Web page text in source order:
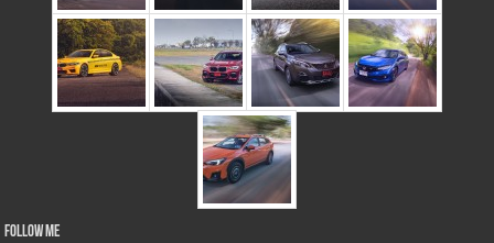
Follow Me